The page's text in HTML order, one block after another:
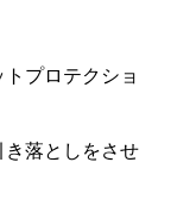
プロテクショ
落としをさせ